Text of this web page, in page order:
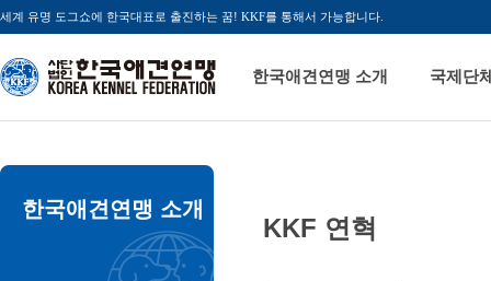
세계 유명 도그쇼에 한국대표로 출진하는 꿈! KKF를 통해서 가능합니다.
한국애견연맹 소개 국제단
한국애견연맹 소개
KKF 연혁